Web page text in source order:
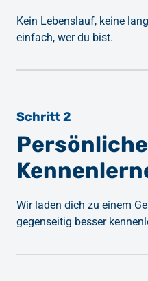
Kein Lebenslauf, keine
einfach, wer du bist.
Schritt 2
Wir laden dich zu einem
gegenseitig besser